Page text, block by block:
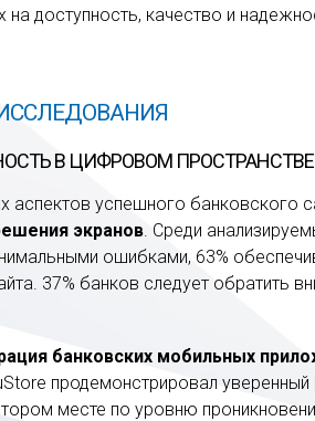
на доступность, качество и
В ЦИФРОВОМ ПРОСТРАНСТВЕ
аспектов успешного банковского
экранов . Среди
ошибками, 63%
37% банков следует обратить
банковских мобильных
продемонстрировал уверенный
месте по уровню